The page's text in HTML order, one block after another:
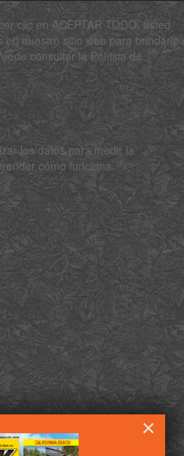
×
clic en ACEPTAR TODO, usted
nuestro sitio web para brindarle
consultar la Política de
los datos para medir la
cómo funciona.